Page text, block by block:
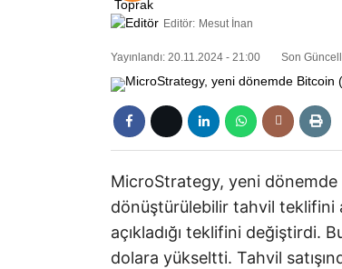
Editör: Mesut İnan
Yayınlandı: 20.11.2024 - 21:00 Son
MicroStrategy, yeni dönemde
dönüştürülebilir tahvil teklifini
açıkladığı teklifini değiştirdi.
dolara yükseltti. Tahvil